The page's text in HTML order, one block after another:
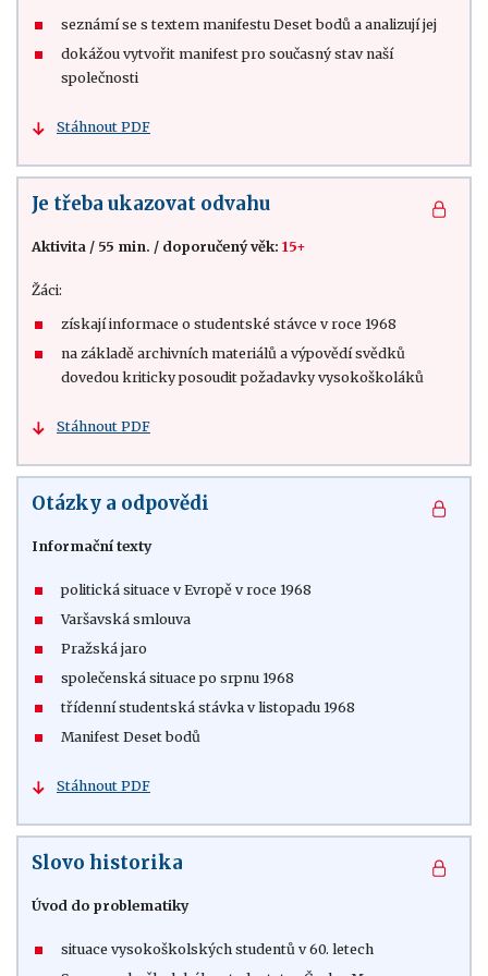
seznámí se s textem manifestu Deset bodů a analizují jej
dokážou vytvořit manifest pro současný stav naší
společnosti
Stáhnout PDF
Je třeba ukazovat odvahu
Aktivita / 55 min. / doporučený věk: 15+
Žáci:
získají informace o studentské stávce v roce 1968
na základě archivních materiálů a výpovědí svědků
dovedou kriticky posoudit požadavky vysokoškoláků
Stáhnout PDF
Otázky a odpovědi
Informační texty
politická situace v Evropě v roce 1968
Varšavská smlouva
Pražská jaro
společenská situace po srpnu 1968
třídenní studentská stávka v listopadu 1968
Manifest Deset bodů
Stáhnout PDF
Slovo historika
Úvod do problematiky
situace vysokoškolských studentů v 60. letech